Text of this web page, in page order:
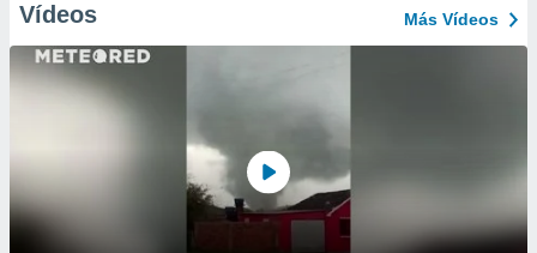
Vídeos Más Vídeos